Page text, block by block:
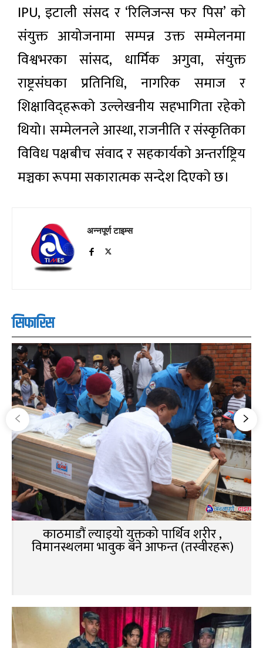
IPU, इटाली संसद र ‘रिलिजन्स फर पिस’ को
संयुक्त आयोजनामा सम्पन्न उक्त सम्मेलनमा
विश्वभरका सांसद, धार्मिक अगुवा, संयुक्त
राष्ट्रसंघका प्रतिनिधि, नागरिक समाज र
शिक्षाविद्हरूको उल्लेखनीय सहभागिता रहेको
थियो। सम्मेलनले आस्था, राजनीति र संस्कृतिका
विविध पक्षबीच संवाद र सहकार्यको अन्तर्राष्ट्रिय
मञ्चका रूपमा सकारात्मक सन्देश दिएको छ।
अन्नपूर्ण टाइम्स
सिफारिस
काठमाडौं ल्याइयो युक्तको पार्थिव शरीर ,
विमानस्थलमा भावुक बने आफन्त (तस्वीरहरू)